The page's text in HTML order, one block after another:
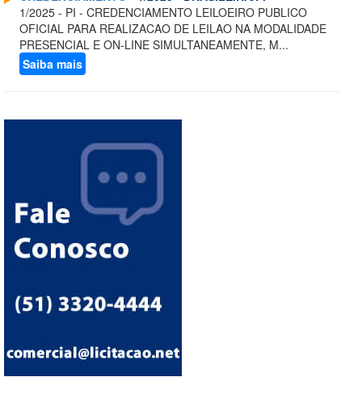
1/2025 - PI - CREDENCIAMENTO LEILOEIRO PUBLICO
OFICIAL PARA REALIZACAO DE LEILAO NA MODALIDADE
PRESENCIAL E ON-LINE SIMULTANEAMENTE, M...
Saiba mais